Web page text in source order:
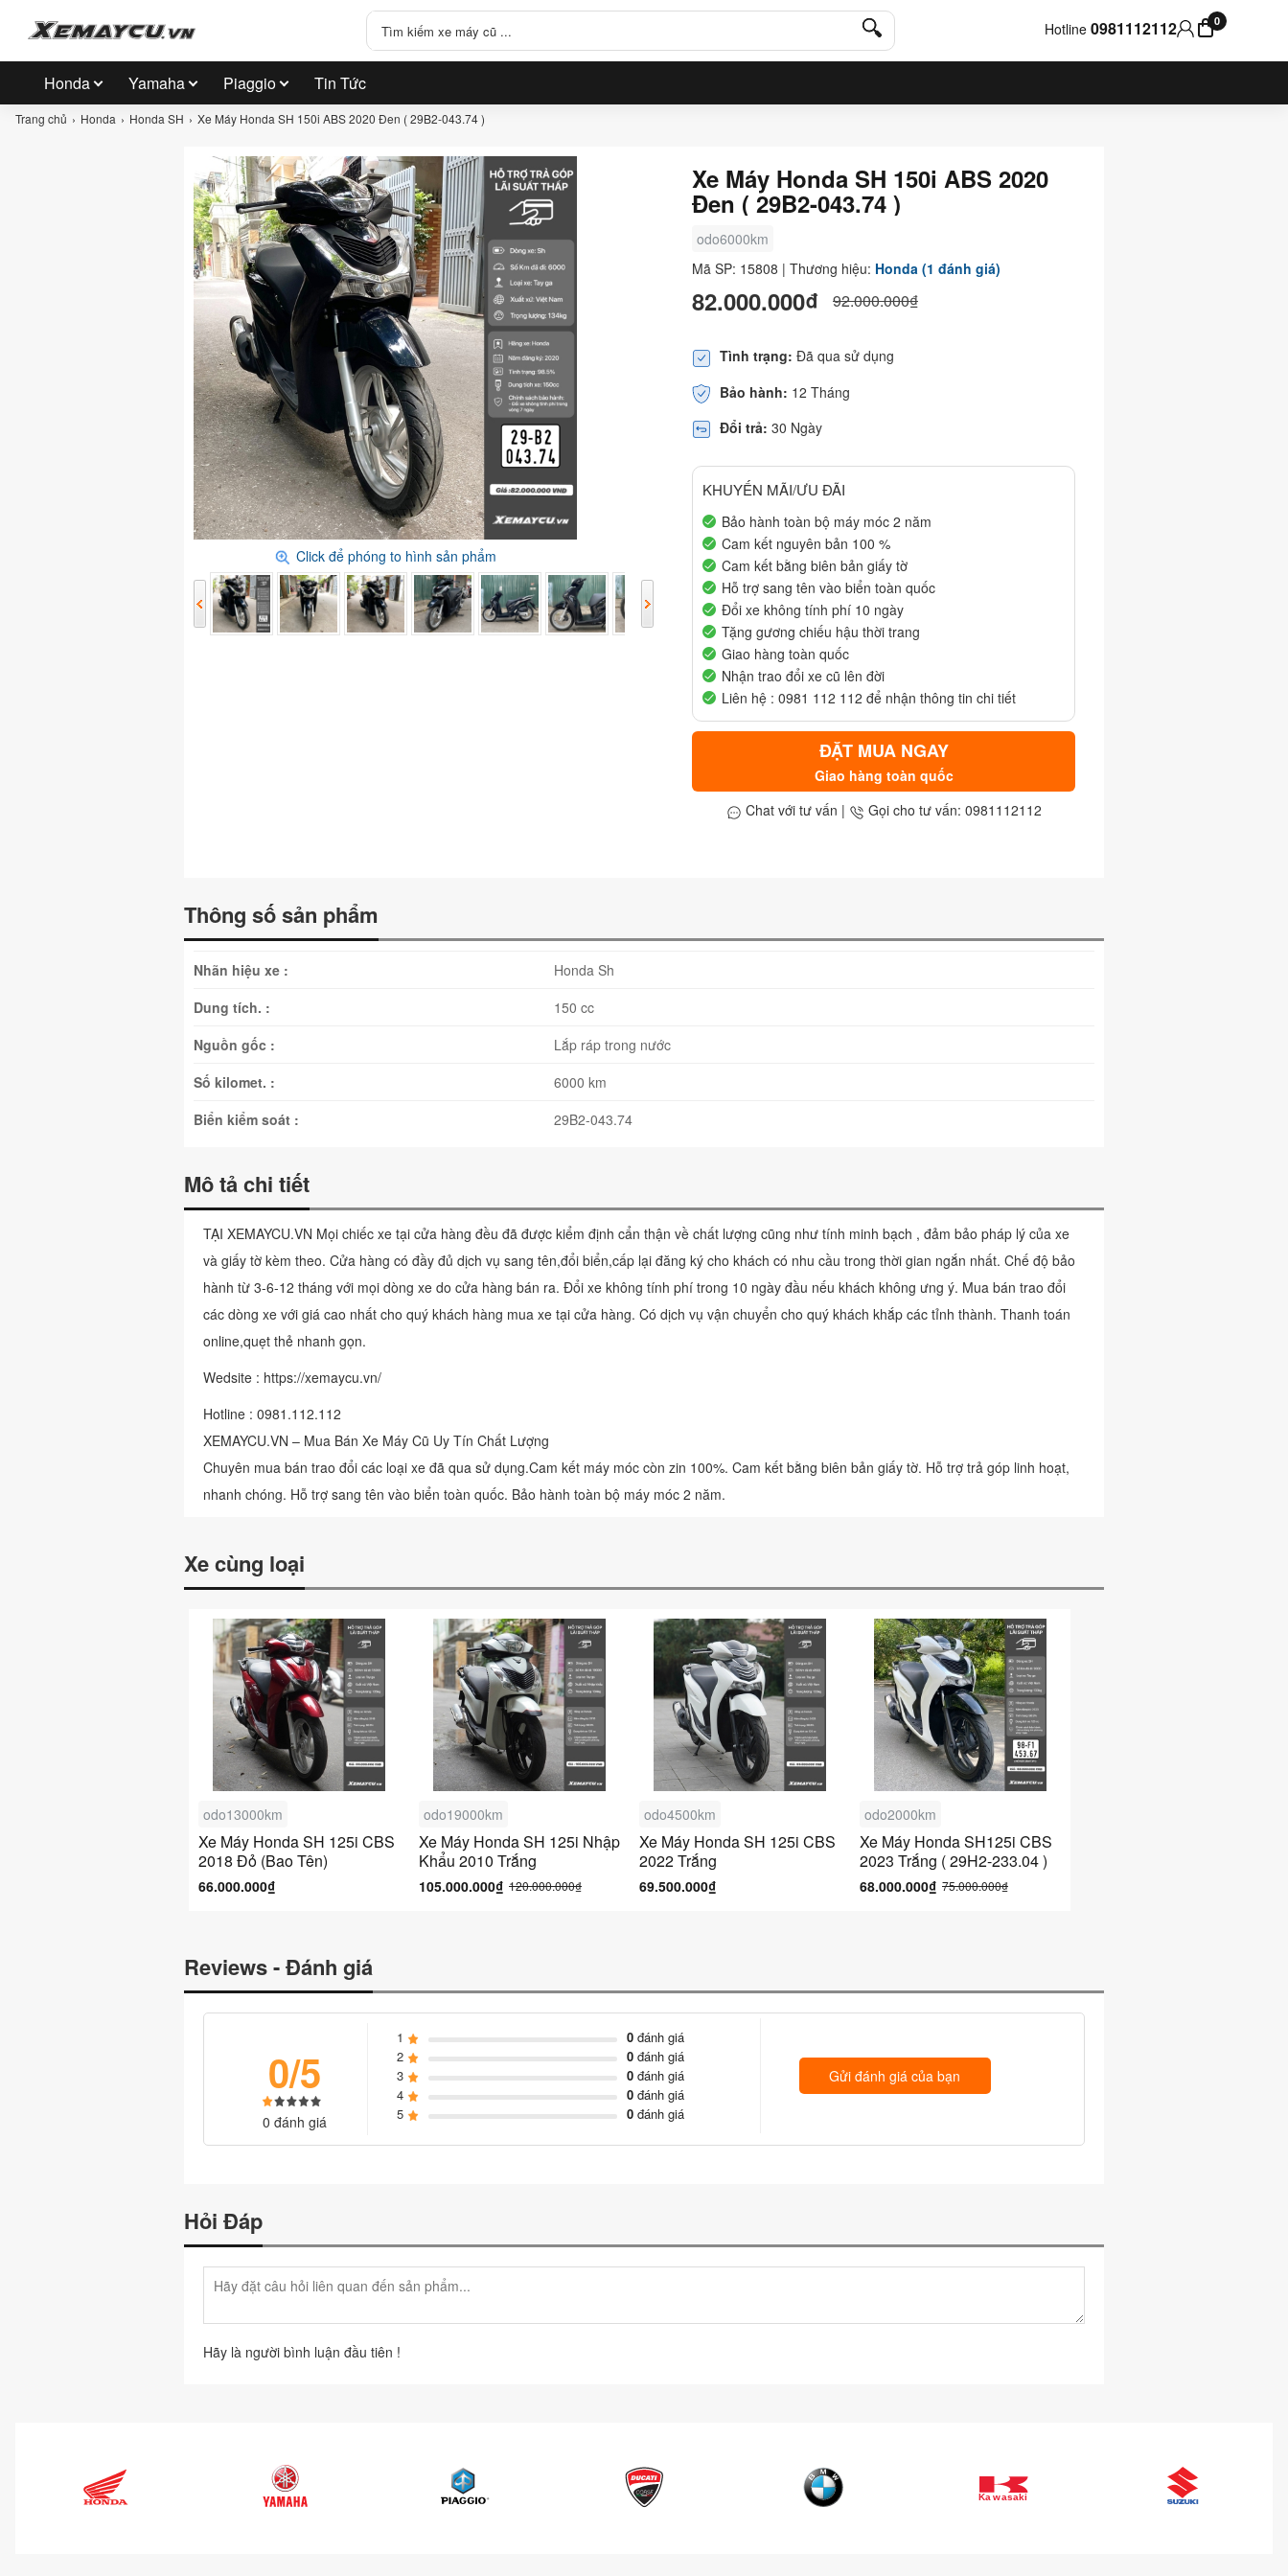
Hotline 0981112112 0
Honda Yamaha Piaggio Tin Tức
Trang chủ Honda Honda SH Xe Máy Honda SH 150i ABS 2020 Đen ( 29B2-043.74 )
Click để phóng to hình sản phẩm
Xe Máy Honda SH 150i ABS 2020
Đen ( 29B2-043.74 )
odo6000km
Mã SP: 15808 | Thương hiệu: Honda (1 đánh giá)
82.000.000₫ 92.000.000₫
Tình trạng: Đã qua sử dụng
Bảo hành: 12 Tháng
Đổi trả: 30 Ngày
KHUYẾN MÃI/ƯU ĐÃI
Bảo hành toàn bộ máy móc 2 năm
Cam kết nguyên bản 100 %
Cam kết bằng biên bản giấy tờ
Hỗ trợ sang tên vào biển toàn quốc
Đổi xe không tính phí 10 ngày
Tặng gương chiếu hậu thời trang
Giao hàng toàn quốc
Nhận trao đổi xe cũ lên đời
Liên hệ : 0981 112 112 để nhận thông tin chi tiết
ĐẶT MUA NGAY
Giao hàng toàn quốc
Chat với tư vấn | Gọi cho tư vấn: 0981112112
Thông số sản phẩm
Nhãn hiệu xe :
Honda Sh
Dung tích. :
150 cc
Nguồn gốc :
Lắp ráp trong nước
Số kilomet. :
6000 km
Biển kiểm soát :
29B2-043.74
Mô tả chi tiết
TẠI XEMAYCU.VN Mọi chiếc xe tại cửa hàng đều đã được kiểm định cẩn thận về chất lượng cũng như tính minh bạch , đảm bảo pháp lý của xe
và giấy tờ kèm theo. Cửa hàng có đầy đủ dịch vụ sang tên,đổi biển,cấp lại đăng ký cho khách có nhu cầu trong thời gian ngắn nhất. Chế độ bảo
hành từ 3-6-12 tháng với mọi dòng xe do cửa hàng bán ra. Đổi xe không tính phí trong 10 ngày đầu nếu khách không ưng ý. Mua bán trao đổi
các dòng xe với giá cao nhất cho quý khách hàng mua xe tại cửa hàng. Có dịch vụ vận chuyển cho quý khách khắp các tỉnh thành. Thanh toán
online,quẹt thẻ nhanh gọn.
Wedsite : https://xemaycu.vn/
Hotline : 0981.112.112
XEMAYCU.VN – Mua Bán Xe Máy Cũ Uy Tín Chất Lượng
Chuyên mua bán trao đổi các loại xe đã qua sử dụng.Cam kết máy móc còn zin 100%. Cam kết bằng biên bản giấy tờ. Hỗ trợ trả góp linh hoạt,
nhanh chóng. Hỗ trợ sang tên vào biển toàn quốc. Bảo hành toàn bộ máy móc 2 năm.
Xe cùng loại
odo13000km
Xe Máy Honda SH 125i CBS
2018 Đỏ (Bao Tên)
66.000.000₫
odo19000km
Xe Máy Honda SH 125i Nhập
Khẩu 2010 Trắng
105.000.000₫ 120.000.000₫
odo4500km
Xe Máy Honda SH 125i CBS
2022 Trắng
69.500.000₫
odo2000km
Xe Máy Honda SH125i CBS
2023 Trắng ( 29H2-233.04 )
68.000.000₫ 75.000.000₫
Reviews - Đánh giá
0/5
0 đánh giá
1 0 đánh giá
2
0 đánh giá
3
0 đánh giá
4
0 đánh giá
5
0 đánh giá
Gửi đánh giá của bạn
Hỏi Đáp
Hãy là người bình luận đầu tiên !